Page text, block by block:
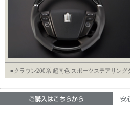
■クラウン200系 超同色 スポーツステアリン